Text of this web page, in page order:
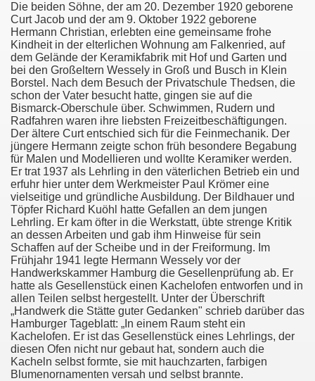
Die beiden Söhne, der am 20. Dezember 1920 geborene
Curt Jacob und der am 9. Oktober 1922 geborene
Hermann Christian, erlebten eine gemeinsame frohe
Kindheit in der elterlichen Wohnung am Falkenried, auf
dem Gelände der Keramikfabrik mit Hof und Garten und
bei den Großeltern Wessely in Groß und Busch in Klein
Borstel. Nach dem Besuch der Privatschule Thedsen, die
schon der Vater besucht hatte, gingen sie auf die
Bismarck-Oberschule über. Schwimmen, Rudern und
Radfahren waren ihre liebsten Freizeitbeschäftigungen.
Der ältere Curt entschied sich für die Feinmechanik. Der
jüngere Hermann zeigte schon früh besondere Begabung
für Malen und Modellieren und wollte Keramiker werden.
Er trat 1937 als Lehrling in den väterlichen Betrieb ein und
erfuhr hier unter dem Werkmeister Paul Krömer eine
vielseitige und gründliche Ausbildung. Der Bildhauer und
Töpfer Richard Kuöhl hatte Gefallen an dem jungen
Lehrling. Er kam öfter in die Werkstatt, übte strenge Kritik
an dessen Arbeiten und gab ihm Hinweise für sein
Schaffen auf der Scheibe und in der Freiformung. Im
Frühjahr 1941 legte Hermann Wessely vor der
Handwerkskammer Hamburg die Gesellenprüfung ab. Er
hatte als Gesellenstück einen Kachelofen entworfen und in
allen Teilen selbst hergestellt. Unter der Überschrift
„Handwerk die Stätte guter Gedanken" schrieb darüber das
Hamburger Tageblatt: „In einem Raum steht ein
Kachelofen. Er ist das Gesellenstück eines Lehrlings, der
diesen Ofen nicht nur gebaut hat, sondern auch die
Kacheln selbst formte, sie mit hauchzarten, farbigen
Blumenornamenten versah und selbst brannte.
H. Wessely